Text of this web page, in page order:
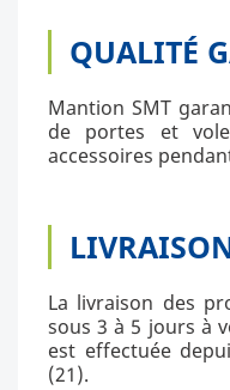
QUALITÉ
Mantion SMT
de portes et
accessoires
La livraison des
sous 3 à 5 jours à
est effectuée
(21).